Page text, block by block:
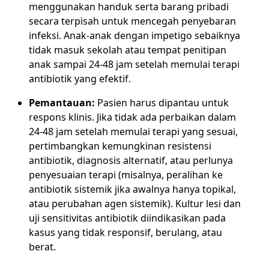
menggunakan handuk serta barang pribadi
secara terpisah untuk mencegah penyebaran
infeksi. Anak-anak dengan impetigo sebaiknya
tidak masuk sekolah atau tempat penitipan
anak sampai 24-48 jam setelah memulai terapi
antibiotik yang efektif.
Pemantauan: Pasien harus dipantau untuk
respons klinis. Jika tidak ada perbaikan dalam
24-48 jam setelah memulai terapi yang sesuai,
pertimbangkan kemungkinan resistensi
antibiotik, diagnosis alternatif, atau perlunya
penyesuaian terapi (misalnya, peralihan ke
antibiotik sistemik jika awalnya hanya topikal,
atau perubahan agen sistemik). Kultur lesi dan
uji sensitivitas antibiotik diindikasikan pada
kasus yang tidak responsif, berulang, atau
berat.